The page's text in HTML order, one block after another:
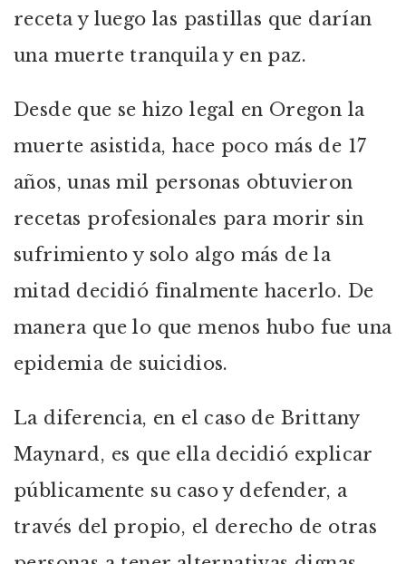
receta y luego las pastillas que darían
una muerte tranquila y en paz.
Desde que se hizo legal en Oregon la
muerte asistida, hace poco más de 17
años, unas mil personas obtuvieron
recetas profesionales para morir sin
sufrimiento y solo algo más de la
mitad decidió finalmente hacerlo. De
manera que lo que menos hubo fue una
epidemia de suicidios.
La diferencia, en el caso de Brittany
Maynard, es que ella decidió explicar
públicamente su caso y defender, a
través del propio, el derecho de otras